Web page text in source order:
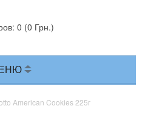
0 (0 Грн.)
American Cookies 225г